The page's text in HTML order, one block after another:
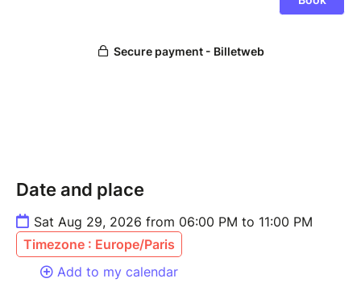
Date and place
Sat Aug 29, 2026 from 06:00 PM to 11:00 PM
Timezone : Europe/Paris
Add to my calendar